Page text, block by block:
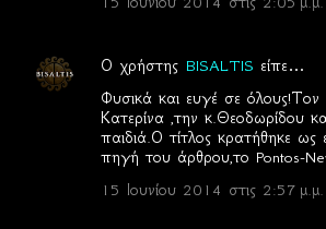
α
Ο χρήστης BISALTIS είπε…
Φυσικά και ευγέ σε όλους!Τον
Κατερίνα ,την κ.Θεοδωρίδου
παιδιά.Ο τίτλος κρατήθηκε ως
πηγή του άρθρου,το Pontos-
15 Ιουνίου 2014 στις 2:57 μ.μ.